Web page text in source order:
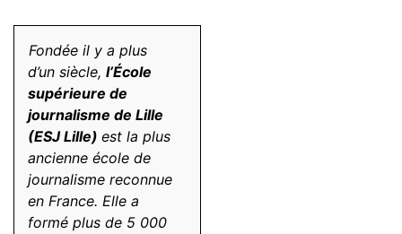
Fondée il y a plus
d’un siècle, l’École
supérieure de
journalisme de Lille
(ESJ Lille) est la plus
ancienne école de
journalisme reconnue
en France. Elle a
formé plus de 5 000